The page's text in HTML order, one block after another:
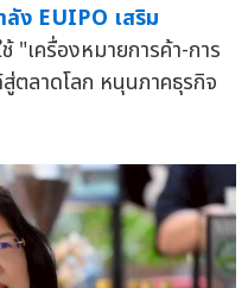
ง EUIPO เสริม
"เครื่องหมายการค้า-การ
ลาดโลก หนุนภาคธุรกิจ